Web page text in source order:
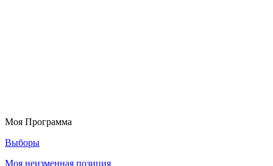
Моя Программа
Выборы
Моя неизменная позиция